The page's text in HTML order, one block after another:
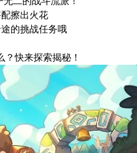
擦出火花
的挑战任务哦
快来探索揭秘！